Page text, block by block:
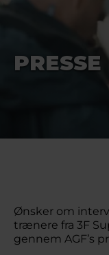
PRESSE
Ønsker om
trænere fra 3F
gennem AGF’s